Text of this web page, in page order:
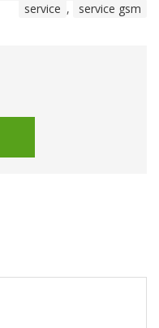
service , service gsm